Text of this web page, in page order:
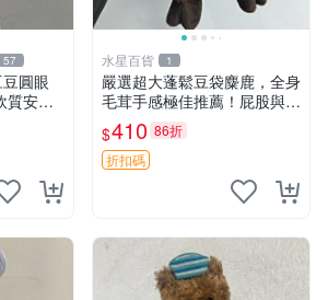
57
圓眼
質安撫
幫手
豆豆
水星百貨 1
嚴選超大蓬鬆豆袋麋鹿，全身
毛茸手感極佳推薦！屁股與四
肢填充均勻，適合收藏與孩童
共賞。 麋鹿 豆袋 毛茸玩具
$410 86折
折扣碼